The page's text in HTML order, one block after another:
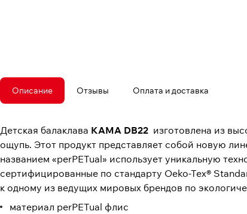
Описание Отзывы Оплата и доставка
Детская балаклава KAMA DB22 изготовлена ​​из
ощупь. Этот продукт представляет собой новую
названием «perPETual» использует уникальную
сертифицированные по стандарту Oeko-Tex®
к одному из ведущих мировых брендов по
материал perPETual флис